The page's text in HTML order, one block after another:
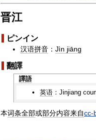
晋江
ピンイン
汉语拼音 ： Jìn jiāng
翻譯
譯語
英语：Jinjiang
本词条全部或部分内容来自cc-